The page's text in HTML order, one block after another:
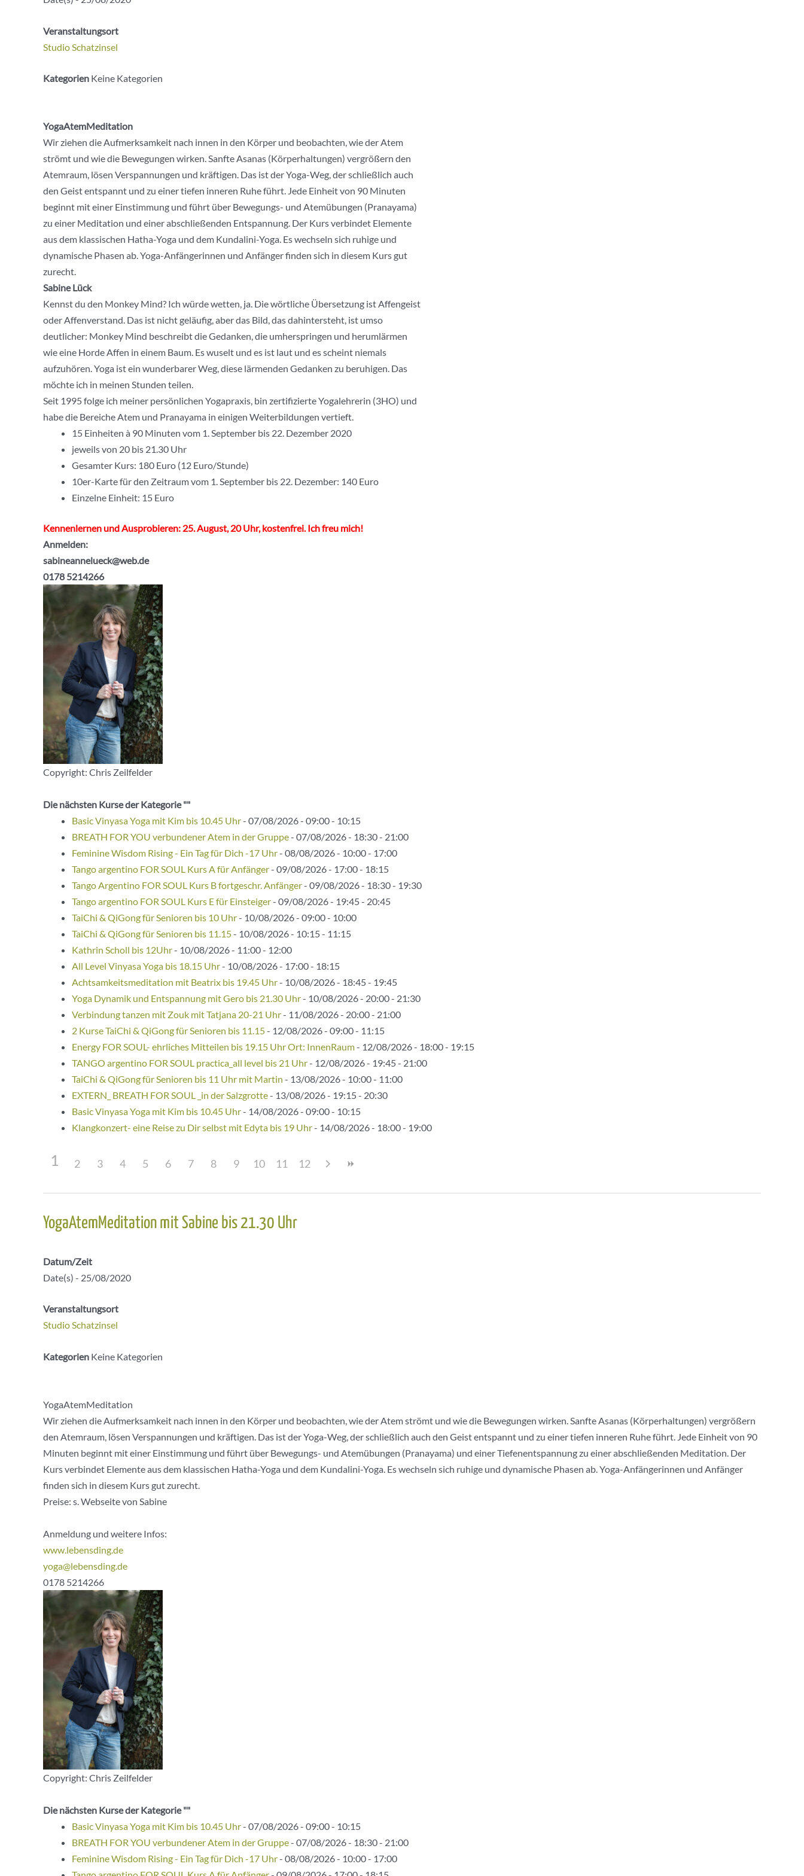
Veranstaltungsort
Studio Schatzinsel
Kategorien Keine Kategorien
YogaAtemMeditation
Wir ziehen die Aufmerksamkeit nach innen in den Körper und beobachten, wie der Atem
strömt und wie die Bewegungen wirken. Sanfte Asanas (Körperhaltungen) vergrößern den
Atemraum, lösen Verspannungen und kräftigen. Das ist der Yoga-Weg, der schließlich auch
den Geist entspannt und zu einer tiefen inneren Ruhe führt. Jede Einheit von 90 Minuten
beginnt mit einer Einstimmung und führt über Bewegungs- und Atemübungen (Pranayama)
zu einer Meditation und einer abschließenden Entspannung. Der Kurs verbindet Elemente
aus dem klassischen Hatha-Yoga und dem Kundalini-Yoga. Es wechseln sich ruhige und
dynamische Phasen ab. Yoga-Anfängerinnen und Anfänger finden sich in diesem Kurs gut
zurecht.
Sabine Lück
Kennst du den Monkey Mind? Ich würde wetten, ja. Die wörtliche Übersetzung ist Affengeist
oder Affenverstand. Das ist nicht geläufig, aber das Bild, das dahintersteht, ist umso
deutlicher: Monkey Mind beschreibt die Gedanken, die umherspringen und herumlärmen
wie eine Horde Affen in einem Baum. Es wuselt und es ist laut und es scheint niemals
aufzuhören. Yoga ist ein wunderbarer Weg, diese lärmenden Gedanken zu beruhigen. Das
möchte ich in meinen Stunden teilen.
Seit 1995 folge ich meiner persönlichen Yogapraxis, bin zertifizierte Yogalehrerin (3HO) und
habe die Bereiche Atem und Pranayama in einigen Weiterbildungen vertieft.
15 Einheiten à 90 Minuten vom 1. September bis 22. Dezember 2020
jeweils von 20 bis 21.30 Uhr
Gesamter Kurs: 180 Euro (12 Euro/Stunde)
10er-Karte für den Zeitraum vom 1. September bis 22. Dezember: 140 Euro
Einzelne Einheit: 15 Euro
Kennenlernen und Ausprobieren: 25. August, 20 Uhr, kostenfrei. Ich freu mich!
Anmelden:
sabineannelueck@web.de
0178 5214266
Copyright: Chris Zeilfelder
Die nächsten Kurse der Kategorie ""
Basic Vinyasa Yoga mit Kim bis 10.45 Uhr- 07/08/2026 - 09:00 - 10:15
BREATH FOR YOU verbundener Atem in der Gruppe- 07/08/2026 - 18:30 - 21:00
Feminine Wisdom Rising - Ein Tag für Dich -17 Uhr- 08/08/2026 - 10:00 - 17:00
Tango argentino FOR SOUL Kurs A für Anfänger- 09/08/2026 - 17:00 - 18:15
Tango Argentino FOR SOUL Kurs B fortgeschr. Anfänger- 09/08/2026 - 18:30 - 19:30
Tango argentino FOR SOUL Kurs E für Einsteiger- 09/08/2026 - 19:45 - 20:45
TaiChi & QiGong für Senioren bis 10 Uhr- 10/08/2026 - 09:00 - 10:00
TaiChi & QiGong für Senioren bis 11.15- 10/08/2026 - 10:15 - 11:15
Kathrin Scholl bis 12Uhr- 10/08/2026 - 11:00 - 12:00
All Level Vinyasa Yoga bis 18.15 Uhr- 10/08/2026 - 17:00 - 18:15
Achtsamkeitsmeditation mit Beatrix bis 19.45 Uhr- 10/08/2026 - 18:45 - 19:45
Yoga Dynamik und Entspannung mit Gero bis 21.30 Uhr- 10/08/2026 - 20:00 - 21:30
Verbindung tanzen mit Zouk mit Tatjana 20-21 Uhr- 11/08/2026 - 20:00 - 21:00
2 Kurse TaiChi & QiGong für Senioren bis 11.15- 12/08/2026 - 09:00 - 11:15
Energy FOR SOUL- ehrliches Mitteilen bis 19.15 Uhr Ort: InnenRaum- 12/08/2026 - 18:00 - 19:15
TANGO argentino FOR SOUL practica_all level bis 21 Uhr- 12/08/2026 - 19:45 - 21:00
TaiChi & QiGong für Senioren bis 11 Uhr mit Martin - 13/08/2026 - 10:00 - 11:00
EXTERN_ BREATH FOR SOUL _in der Salzgrotte- 13/08/2026 - 19:15 - 20:30
Basic Vinyasa Yoga mit Kim bis 10.45 Uhr- 14/08/2026 - 09:00 - 10:15
Klangkonzert- eine Reise zu Dir selbst mit Edyta bis 19 Uhr- 14/08/2026 - 18:00 - 19:00
1 2 3 4 5 6 7 8 9 10 11 12
Beitragsnavigation
YogaAtemMeditation mit Sabine bis 21.30 Uhr
Datum/Zeit
Date(s) - 25/08/2020
Veranstaltungsort
Studio Schatzinsel
Kategorien Keine Kategorien
YogaAtemMeditation
Wir ziehen die Aufmerksamkeit nach innen in den Körper und beobachten, wie der Atem strömt und wie die Bewegungen wirken. Sanfte Asanas (Körperhaltungen) vergrößern
den Atemraum, lösen Verspannungen und kräftigen. Das ist der Yoga-Weg, der schließlich auch den Geist entspannt und zu einer tiefen inneren Ruhe führt. Jede Einheit von 90
Minuten beginnt mit einer Einstimmung und führt über Bewegungs- und Atemübungen (Pranayama) und einer Tiefenentspannung zu einer abschließenden Meditation. Der
Kurs verbindet Elemente aus dem klassischen Hatha-Yoga und dem Kundalini-Yoga. Es wechseln sich ruhige und dynamische Phasen ab. Yoga-Anfängerinnen und Anfänger
finden sich in diesem Kurs gut zurecht.
Preise: s. Webseite von Sabine
Anmeldung und weitere Infos:
www.lebensding.de
yoga@lebensding.de
0178 5214266
Copyright: Chris Zeilfelder
Die nächsten Kurse der Kategorie ""
Basic Vinyasa Yoga mit Kim bis 10.45 Uhr- 07/08/2026 - 09:00 - 10:15
BREATH FOR YOU verbundener Atem in der Gruppe- 07/08/2026 - 18:30 - 21:00
Feminine Wisdom Rising - Ein Tag für Dich -17 Uhr- 08/08/2026 - 10:00 - 17:00